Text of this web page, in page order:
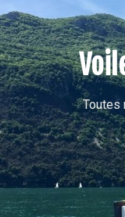
Toutes